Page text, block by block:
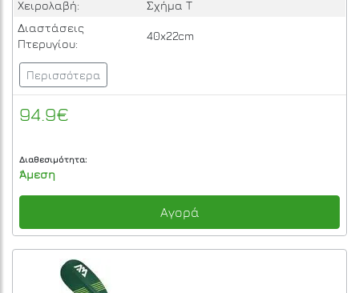
Χειρολαβή:
Σχήμα Τ
Διαστάσεις
Πτερυγίου:
40x22cm
Περισσότερα
94.9€
Διαθεσιμότητα:
Άμεση
Αγορά